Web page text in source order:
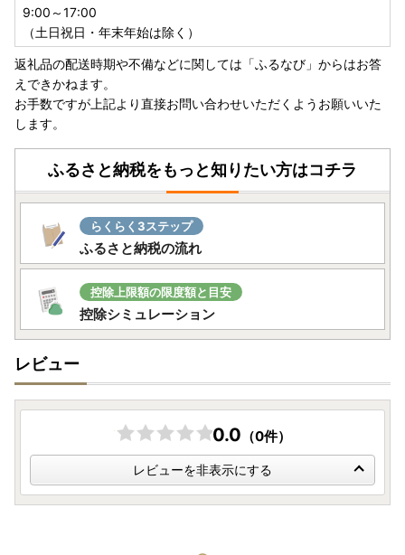
E-mail ：katagami_furusato@norit.jp
【申請関係のお問合せについて】
・8月10日（月）：〇
・8月11日（火）：✕
・8月12日（水）～14日（金）：◯
・8月15日（土）〜8月16日（日）：✕
・8月17日（月）：〇
※暦通りの営業です。
※営業日は通常営業となります
潟上市役所 商工観光振興課 ふるさと納税担当
電話 ：018-853-5350
FAX ：018-853-5280
E-mail ：furusato@city.katagami.lg.jp
なお、寄附のお申込みはお盆期間中も常時受け付けておりま
何卒ご了承のほどお願い申し上げます。
9:00～17:00
（土日祝日・年末年始は除く）
返礼品の配送時期や不備などに関しては「ふるなび」からはお答
えできかねます。
お手数ですが上記より直接お問い合わせいただくようお願いいた
します。
ふるさと納税をもっと知りたい方はコチラ
らくらく3ステップ
ふるさと納税の流れ
控除上限額の限度額と目安
控除シミュレーション
レビュー
0.0 （0件）
レビューを非表示にする